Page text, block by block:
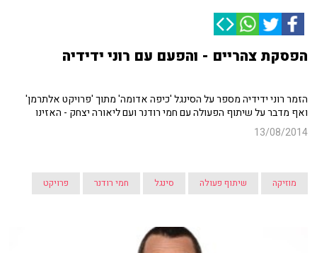
הפסקת צהריים - והפעם עם רוני ידידיה
הזמר רוני ידידיה מספר על הסינגל 'כיפה אדומה' מתוך 'פרויקט אלתרמן'
ואף מדבר על שיתוף הפעולה עם חמי רודנר ועם ליאורה יצחק - האזינו
13/08/2014
מוזיקה שיתוף פעולה סינגל חמי רודנר פרויקט